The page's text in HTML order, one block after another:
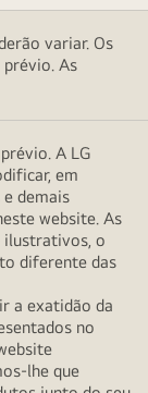
variar. Os
As
A LG
em
demais
website. As
ilustrativos, o
diferente das
a exatidão da
no
lhe que